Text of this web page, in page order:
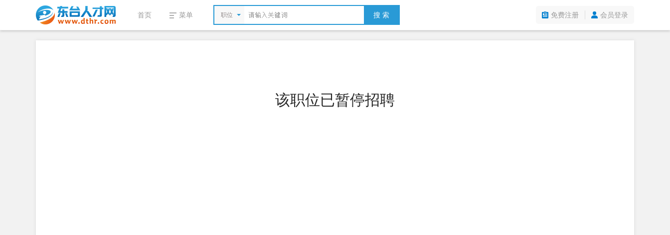
首页 菜单 职位 搜 索 免费注册 会员登录
该职位已暂停招聘